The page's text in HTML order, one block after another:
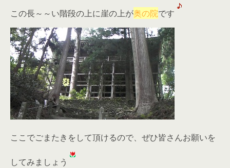
この長～～い階段の上に崖の上が奥の院です
ここでごまたきをして頂けるので、ぜひ皆さんお願いを
してみましょう